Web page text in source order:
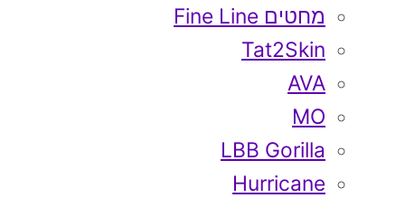
מחטים Fine Line
Tat2Skin
AVA
MO
LBB Gorilla
Hurricane